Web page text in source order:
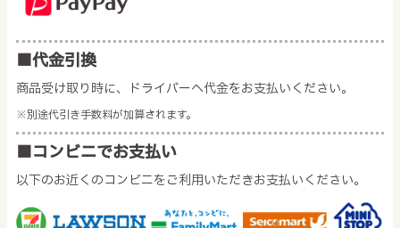
■代金引換
商品受け取り時に、ドライバーへ代金をお支払いください。
※別途代引き手数料が加算されます。
■コンビニでお支払い
以下のお近くのコンビニをご利用いただきお支払いください。